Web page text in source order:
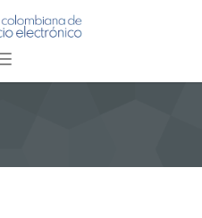
Toggle navigation